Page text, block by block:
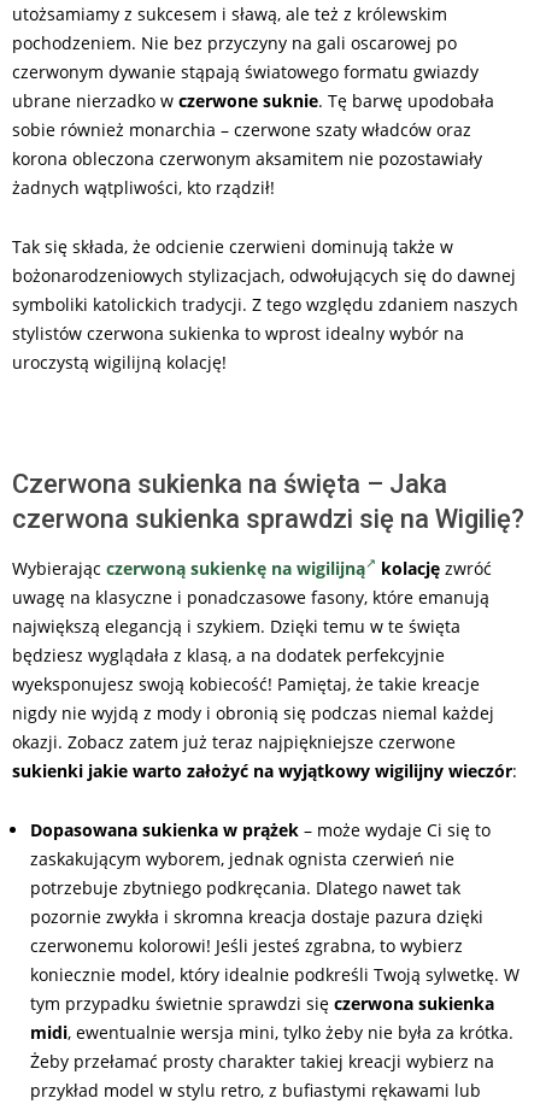
utożsamiamy z sukcesem i sławą, ale też z królewskim
pochodzeniem. Nie bez przyczyny na gali oscarowej po
czerwonym dywanie stąpają światowego formatu gwiazdy
ubrane nierzadko w czerwone suknie. Tę barwę upodobała
sobie również monarchia – czerwone szaty władców oraz
korona obleczona czerwonym aksamitem nie pozostawiały
żadnych wątpliwości, kto rządził!
Tak się składa, że odcienie czerwieni dominują także w
bożonarodzeniowych stylizacjach, odwołujących się do dawnej
symboliki katolickich tradycji. Z tego względu zdaniem naszych
stylistów czerwona sukienka to wprost idealny wybór na
uroczystą wigilijną kolację!
Czerwona sukienka na święta – Jaka
czerwona sukienka sprawdzi się na Wigilię?
Wybierając czerwoną sukienkę na wigilijną kolację zwróć
uwagę na klasyczne i ponadczasowe fasony, które emanują
największą elegancją i szykiem. Dzięki temu w te święta
będziesz wyglądała z klasą, a na dodatek perfekcyjnie
wyeksponujesz swoją kobiecość! Pamiętaj, że takie kreacje
nigdy nie wyjdą z mody i obronią się podczas niemal każdej
okazji. Zobacz zatem już teraz najpiękniejsze czerwone
sukienki jakie warto założyć na wyjątkowy wigilijny wieczór:
Dopasowana sukienka w prążek – może wydaje Ci się to
zaskakującym wyborem, jednak ognista czerwień nie
potrzebuje zbytniego podkręcania. Dlatego nawet tak
pozornie zwykła i skromna kreacja dostaje pazura dzięki
czerwonemu kolorowi! Jeśli jesteś zgrabna, to wybierz
koniecznie model, który idealnie podkreśli Twoją sylwetkę. W
tym przypadku świetnie sprawdzi się czerwona sukienka
midi, ewentualnie wersja mini, tylko żeby nie była za krótka.
Żeby przełamać prosty charakter takiej kreacji wybierz na
przykład model w stylu retro, z bufiastymi rękawami lub